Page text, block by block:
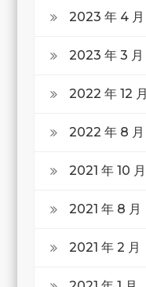
2023 年 4 月
2023 年 3 月
2022 年 12 月
2022 年 8 月
2021 年 10 月
2021 年 8 月
2021 年 2 月